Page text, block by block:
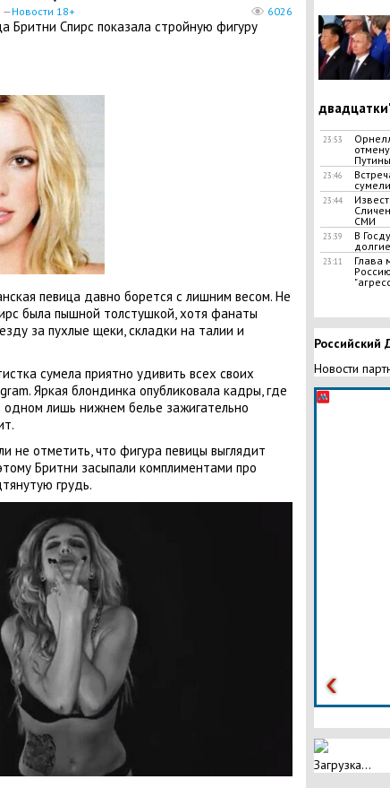
—Новости 18+ 6026
Бритни Спирс показала стройную фигуру
певица давно борется с лишним весом. Не
была пышной толстушкой, хотя фанаты
за пухлые щеки, складки на талии и
сумела приятно удивить всех своих
Яркая блондинка опубликовала кадры, где
лишь нижнем белье зажигательно
не отметить, что фигура певицы выглядит
Бритни засыпали комплиментами про
грудь.
23:53
23:46
23:44
СМИ
23:39
В
23:11
Глава
Российский
Новости
Загрузка...